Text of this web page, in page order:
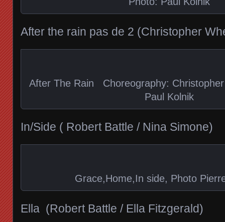
After the rain pas de 2 (Christopher
After The Rain Choreography:
Paul Kolnik
In/Side ( Robert Battle / Nina Simone)
Grace,Home,In side, Photo
Ella (Robert Battle / Ella Fitzgerald)